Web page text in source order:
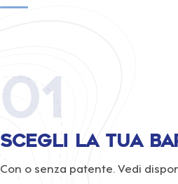
01
Scegli la tua
Con o senza patente. Vedi